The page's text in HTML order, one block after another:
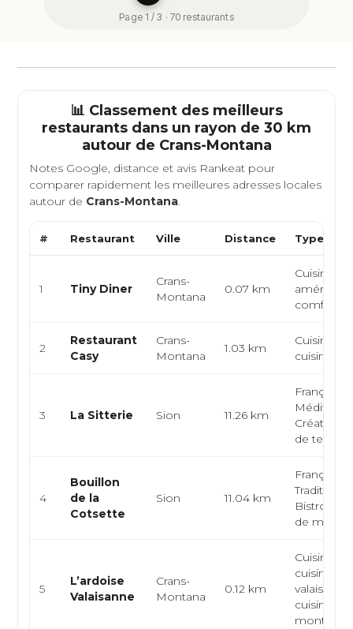
Page 1 / 3 · 70 restaurants
📊 Classement des meilleurs
restaurants dans un rayon de 30 km
autour de Crans-Montana
Notes Google, distance et avis Rankeat pour
comparer rapidement les meilleures adresses locales
autour de Crans-Montana.
# Restaurant Ville Distance Type de
1 Tiny Diner
Crans-
Montana
0.07 km
Cuisine
comfort
2
Restaurant
Casy
Crans-
Montana
1.03 km
Cuisine
cuisine
3 La Sitterie Sion 11.26 km
Française,
Créative,
de terroi...
4
Bouillon
de la
Cotsette
Sion 11.04 km
Française,
Bistrot,
de
5
L’ardoise
Valaisanne
Crans-
Montana
0.12 km
Cuisine
cuisine
valaisanne,
cuisine